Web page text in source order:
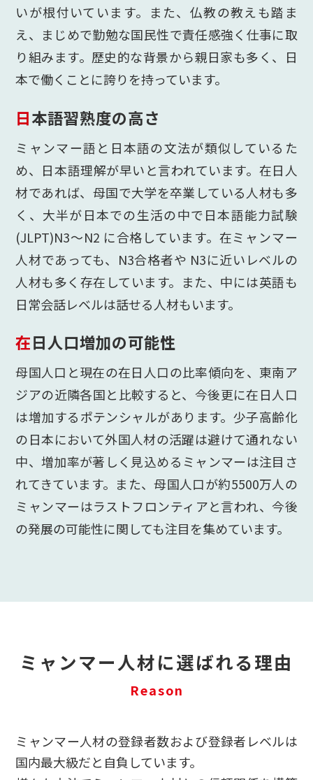
いが根付いています。また、仏教の教えも踏ま
え、まじめで勤勉な国民性で責任感強く仕事に取
り組みます。歴史的な背景から親日家も多く、日
本で働くことに誇りを持っています。
日本語習熟度の高さ
ミャンマー語と日本語の文法が類似しているた
め、日本語理解が早いと言われています。在日人
材であれば、母国で大学を卒業している人材も多
く、大半が日本での生活の中で日本語能力試験
(JLPT)N3～N2 に合格しています。在ミャンマー
人材であっても、N3合格者や N3に近いレベルの
人材も多く存在しています。また、中には英語も
日常会話レベルは話せる人材もいます。
在日人口増加の可能性
母国人口と現在の在日人口の比率傾向を、東南ア
ジアの近隣各国と比較すると、今後更に在日人口
は増加するポテンシャルがあります。少子高齢化
の日本において外国人材の活躍は避けて通れない
中、増加率が著しく見込めるミャンマーは注目さ
れてきています。また、母国人口が約5500万人の
ミャンマーはラストフロンティアと言われ、今後
の発展の可能性に関しても注目を集めています。
ミャンマー人材に選ばれる理由
Reason
ミャンマー人材の登録者数および登録者レベルは
国内最大級だと自負しています。